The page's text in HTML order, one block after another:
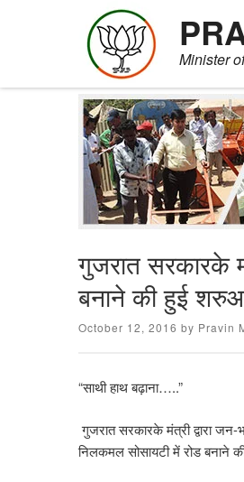
Minister
गुजरात सरकारके
बनाने की हुई
Posted
October 12, 2016 by Pravin
“साथी हाथ बढ़ाना…..”
गुजरात सरकारके मंत्री द्वारा जन-
निलकमल सोसायटी में रोड बनाने